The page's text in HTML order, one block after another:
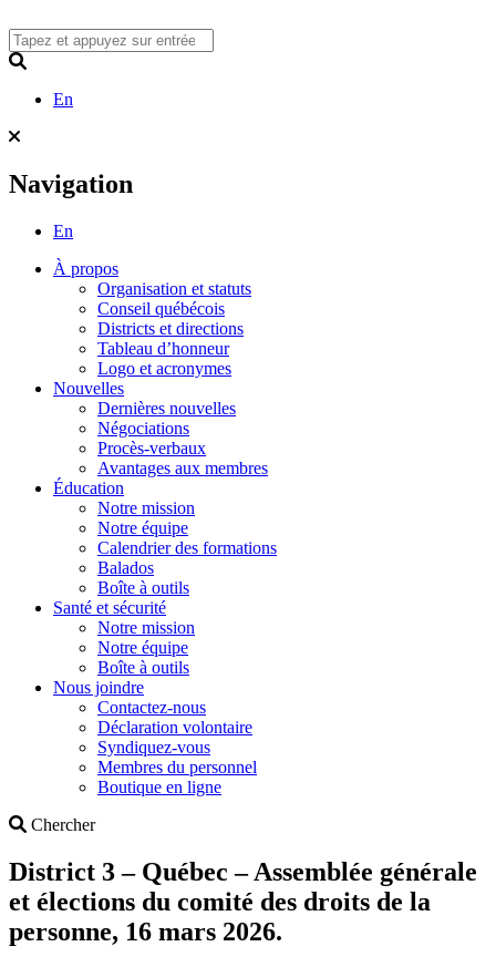
to
content
En
Navigation
En
À propos
Organisation et statuts
Conseil québécois
Districts et directions
Tableau d’honneur
Logo et acronymes
Nouvelles
Dernières nouvelles
Négociations
Procès-verbaux
Avantages aux membres
Éducation
Notre mission
Notre équipe
Calendrier des formations
Balados
Boîte à outils
Santé et sécurité
Notre mission
Notre équipe
Boîte à outils
Nous joindre
Contactez-nous
Déclaration volontaire
Syndiquez-vous
Membres du personnel
Boutique en ligne
ChercherSearch
District 3 – Québec – Assemblée générale
et élections du comité des droits de la
personne, 16 mars 2026.